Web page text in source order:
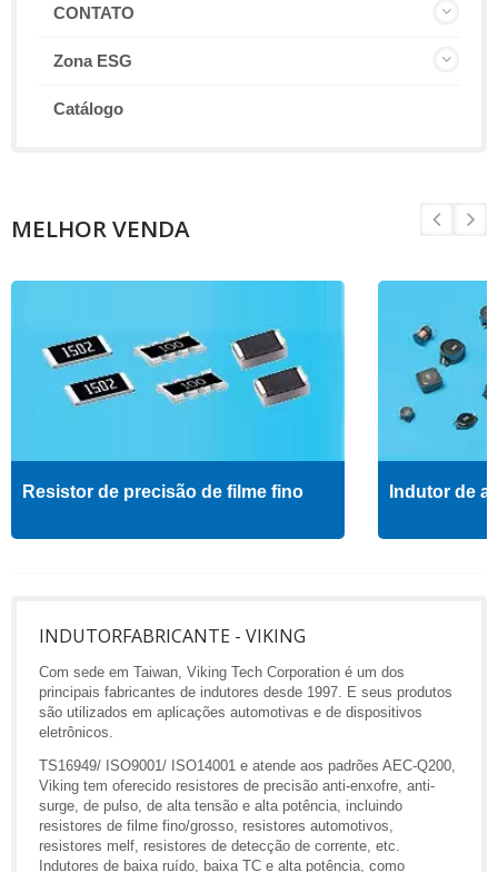
CONTATO
Zona ESG
Catálogo
MELHOR VENDA
Resistor de precisão de filme fino Indutor de
INDUTORFABRICANTE - VIKING
Com sede em Taiwan, Viking Tech Corporation é um dos
principais fabricantes de indutores desde 1997. E seus produtos
são utilizados em aplicações automotivas e de dispositivos
eletrônicos.
TS16949/ ISO9001/ ISO14001 e atende aos padrões AEC-Q200,
Viking tem oferecido resistores de precisão anti-enxofre, anti-
surge, de pulso, de alta tensão e alta potência, incluindo
resistores de filme fino/grosso, resistores automotivos,
resistores melf, resistores de detecção de corrente, etc.
Indutores de baixa ruído, baixa TC e alta potência, como